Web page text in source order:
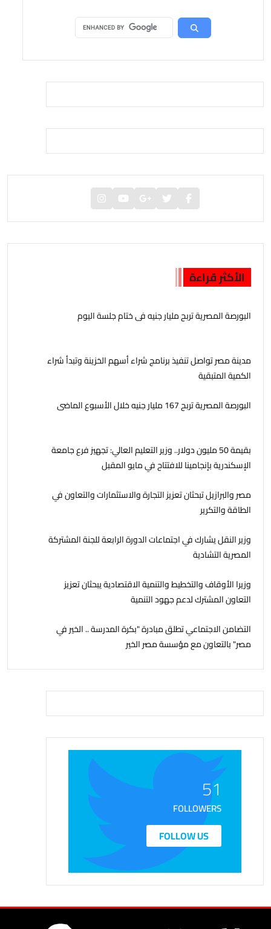
الأكثر قراءة
البورصة المصرية تربح مليار جنيه فى ختام جلسة اليوم
مدينة مصر تواصل تنفيذ برنامج شراء أسهم الخزينة وتبدأ شراء
الكمية المتبقية
البورصة المصرية تربح 167 مليار جنيه خلال الأسبوع الماضى
بقيمة 50 مليون دولار.. وزير التعليم العالي: تجهيز فرع جامعة
الإسكندرية بإنجامينا للافتتاح في مايو المقبل
مصر والبرازيل تبحثان تعزيز التجارة والاستثمارات والتعاون في
الطاقة والتكرير
وزير النقل يشارك في اجتماعات الدورة الرابعة للجنة المشتركة
المصرية التشادية
وزيرا الأوقاف والتخطيط والتنمية الاقتصادية يبحثان تعزيز
التعاون المشترك لدعم جهود التنمية
التضامن الاجتماعي تطلق مبادرة "بكرة المدرسة .. الخير في
مصر" بالتعاون مع مؤسسة مصر الخير
51
FOLLOWERS
FOLLOW US